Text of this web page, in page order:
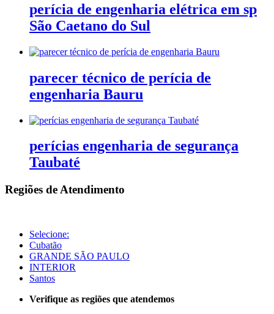
perícia de engenharia elétrica em sp
São Caetano do Sul
parecer técnico de perícia de
engenharia Bauru
perícias engenharia de segurança
Taubaté
Regiões de Atendimento
Selecione:
Cubatão
GRANDE SÃO PAULO
INTERIOR
Santos
Verifique as regiões que atendemos